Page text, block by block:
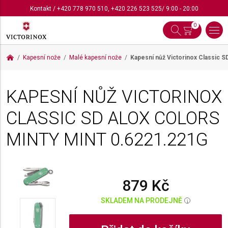
Kontakt/ +420 778 970 510, +420 226 523 525/ 9:00 - 20:00
0
Kapesní nože Malé kapesní nože Kapesní nůž Victorinox Classic
KAPESNÍ NŮŽ VICTORINOX
CLASSIC SD ALOX COLORS
MINTY MINT 0.6221.221G
879 Kč
SKLADEM NA PRODEJNĚ i